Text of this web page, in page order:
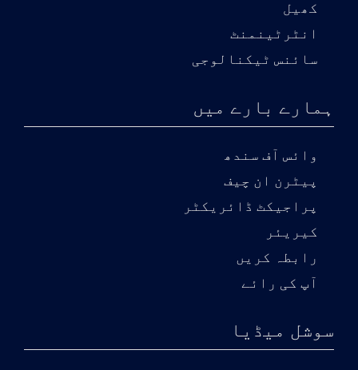
کھیل
انٹرٹینمنٹ
سائنس ٹیکنالوجی
ہمارے بارے میں
وائس آف سندھ
پیٹرن ان چیف
پراجیکٹ ڈائریکٹر
کیریئر
رابطہ کریں
آپ کی رائے
سوشل میڈیا